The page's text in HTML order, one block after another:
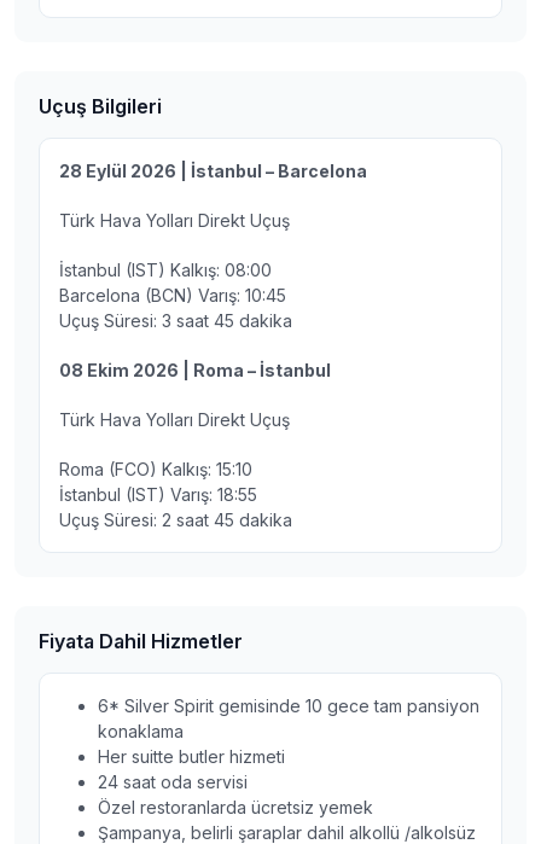
Uçuş Bilgileri
28 Eylül 2026 | İstanbul – Barcelona
Türk Hava Yolları Direkt Uçuş
İstanbul (IST) Kalkış: 08:00
Barcelona (BCN) Varış: 10:45
Uçuş Süresi: 3 saat 45 dakika
08 Ekim 2026 | Roma – İstanbul
Türk Hava Yolları Direkt Uçuş
Roma (FCO) Kalkış: 15:10
İstanbul (IST) Varış: 18:55
Uçuş Süresi: 2 saat 45 dakika
Fiyata Dahil Hizmetler
6* Silver Spirit gemisinde 10 gece tam pansiyon
konaklama
Her suitte butler hizmeti
24 saat oda servisi
Özel restoranlarda ücretsiz yemek
Şampanya, belirli şaraplar dahil alkollü /alkolsüz